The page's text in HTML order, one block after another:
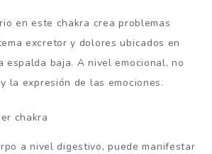
en este chakra crea problemas
excretor y dolores ubicados en
espalda baja. A nivel emocional, no
la expresión de las emociones.
chakra
a nivel digestivo, puede manifestar